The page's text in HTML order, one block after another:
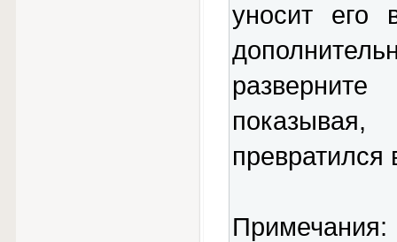
уносит его
Примечания: